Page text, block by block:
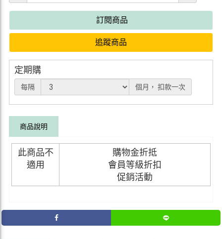
訂閱商品
追蹤商品
定期購
每隔 個月， 扣款一次
商品說明
此商品不
適用
購物金折抵
會員等級折扣
促銷活動